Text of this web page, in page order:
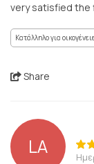
very satisfied the
Κατάλληλο για
Share
LA